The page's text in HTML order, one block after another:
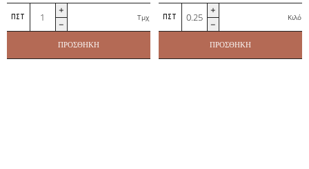
Σαλάδο
Γνήσιο
Κέρκυρας
Φέτες
Τμχ
ΠΡΟΣΘΉΚΗ
Μπριζόλα
Χοιρινή
Καπνιστή
Μ/
Κιλό
ΠΡΟΣΘΉΚΗ